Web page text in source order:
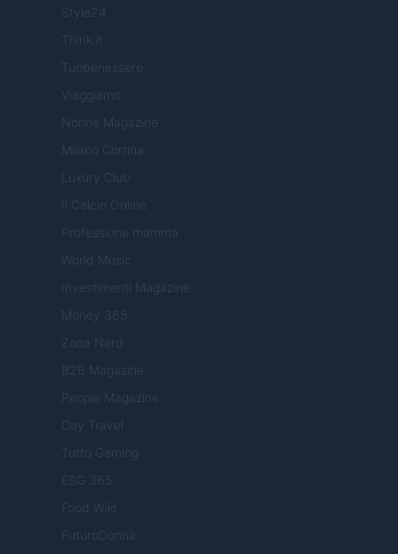
Style24
Think.it
Tuobenessere
Viaggiamo
Nonne Magazine
Milano Cortina
Luxury Club
Il Calcio Online
Professione mamma
World Music
Investimenti Magazine
Money 365
Zona Nerd
B2B Magazine
People Magazine
Day Travel
Tutto Gaming
ESG 365
Food Wiki
FuturoDonna